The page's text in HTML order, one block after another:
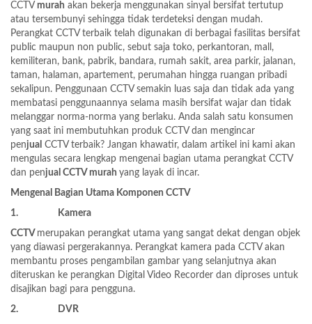
CCTV murah akan bekerja menggunakan sinyal bersifat tertutup
atau tersembunyi sehingga tidak terdeteksi dengan mudah.
Perangkat CCTV terbaik telah digunakan di berbagai fasilitas bersifat
public maupun non public, sebut saja toko, perkantoran, mall,
kemiliteran, bank, pabrik, bandara, rumah sakit, area parkir, jalanan,
taman, halaman, apartement, perumahan hingga ruangan pribadi
sekalipun. Penggunaan CCTV semakin luas saja dan tidak ada yang
membatasi penggunaannya selama masih bersifat wajar dan tidak
melanggar norma-norma yang berlaku. Anda salah satu konsumen
yang saat ini membutuhkan produk CCTV dan mengincar
penjual CCTV terbaik? Jangan khawatir, dalam artikel ini kami akan
mengulas secara lengkap mengenai bagian utama perangkat CCTV
dan penjual CCTV murah yang layak di incar.
Mengenal Bagian Utama Komponen CCTV
1. Kamera
CCTV merupakan perangkat utama yang sangat dekat dengan objek
yang diawasi pergerakannya. Perangkat kamera pada CCTV akan
membantu proses pengambilan gambar yang selanjutnya akan
diteruskan ke perangkan Digital Video Recorder dan diproses untuk
disajikan bagi para pengguna.
2. DVR